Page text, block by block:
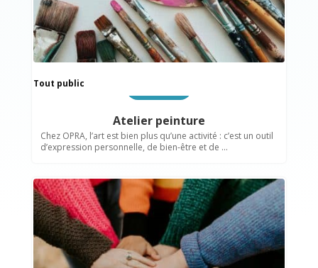
Tout public
Atelier peinture
Chez OPRA, l’art est bien plus qu’une activité : c’est un outil
d’expression personnelle, de bien-être et de ...